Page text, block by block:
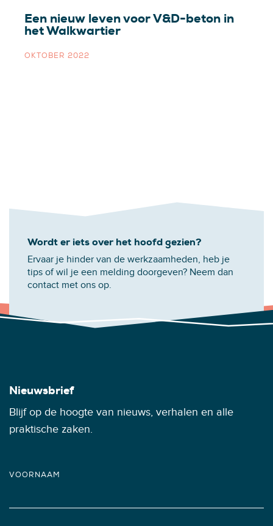
Een nieuw leven voor V&D-beton in
het Walkwartier
OKTOBER 2022
Wordt er iets over het hoofd gezien?
Ervaar je hinder van de werkzaamheden, heb je
tips of wil je een melding doorgeven? Neem dan
contact met ons op.
Nieuwsbrief
Blijf op de hoogte van nieuws, verhalen en alle
praktische zaken.
VOORNAAM